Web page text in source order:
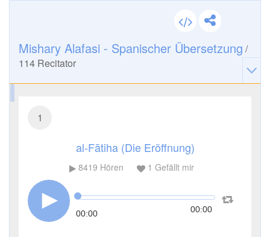
Mishary Alafasi - Spanischer Übersetzung /
114 Recitator
1
al-Fātiha (Die Eröffnung)
8419 Hören 1 Gefällt mir
00:00 00:00